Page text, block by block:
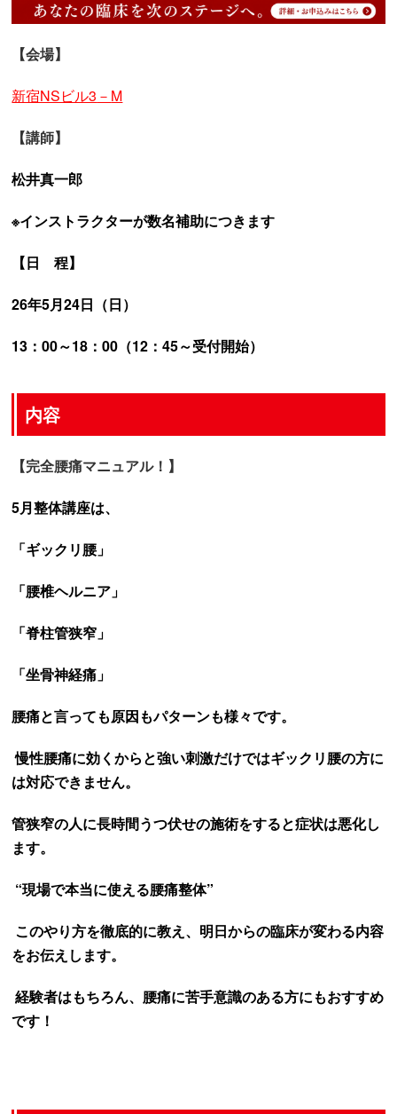
【会場】
新宿NSビル3 － M
【講師】
松井真一郎
※インストラクターが数名補助につきます
【日 程】
26年5月24日（日）
13：00～18：00（12：45～受付開始）
内容
【完全腰痛マニュアル！】
5月整体講座は、
「ギックリ腰」
「腰椎ヘルニア」
「脊柱管狭窄」
「坐骨神経痛」
腰痛と言っても原因もパターンも様々です。
慢性腰痛に効くからと強い刺激だけではギックリ腰の方に
は対応できません。
管狭窄の人に長時間うつ伏せの施術をすると症状は悪化し
ます。
“現場で本当に使える腰痛整体”
このやり方を徹底的に教え、明日からの臨床が変わる内容
をお伝えします。
経験者はもちろん、腰痛に苦手意識のある方にもおすすめ
です！